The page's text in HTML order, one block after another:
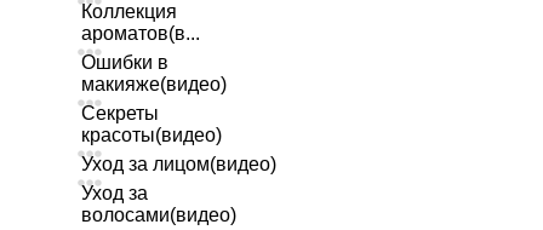
Коллекция
ароматов(в...
Ошибки в
макияже(видео)
Секреты
красоты(видео)
Уход за лицом(видео)
Уход за
волосами(видео)